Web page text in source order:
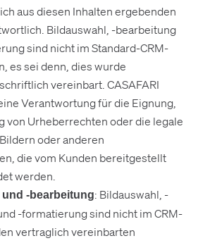
aus diesen Inhalten ergebenden
Bildauswahl, -bearbeitung
sind nicht im Standard-CRM-
es sei denn, dies wurde
vereinbart. CASAFARI
Verantwortung für die Eignung,
von Urheberrechten oder die legale
oder anderen
die vom Kunden bereitgestellt
werden.
-bearbeitung: Bildauswahl, -
-formatierung sind nicht im CRM-
vertraglich vereinbarten